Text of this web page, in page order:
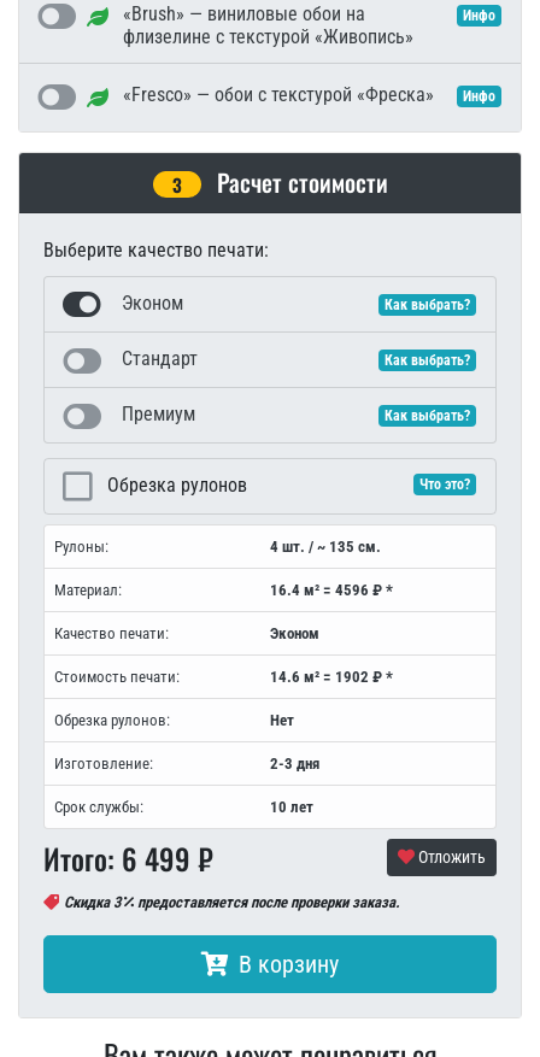
«Brush» — виниловые обои на
флизелине с текстурой «Живопись»
Инфо
«Fresco» — обои с текстурой «Фреска» Инфо
3 Расчет стоимости
Выберите качество печати:
Эконом Как выбрать?
Стандарт Как выбрать?
Премиум Как выбрать?
Обрезка рулонов Что это?
Рулоны: 4 шт. / ~ 135 см.
Материал: 16.4 м² = 4596 ₽ *
Качество печати: Эконом
Стоимость печати: 14.6 м² = 1902 ₽ *
Обрезка рулонов: Нет
Изготовление: 2-3 дня
Срок службы: 10 лет
Итого: 6 499₽ Отложить
Скидка 3 предоставляется после проверки заказа.
В корзину